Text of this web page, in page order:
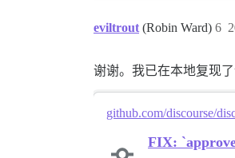
eviltrout (Robin Ward) 6
谢谢。我已在本地复现
github.com/discourse/
FIX: